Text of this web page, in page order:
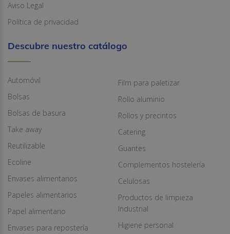
Aviso Legal
Política de privacidad
Descubre nuestro catálogo
Automóvil
Bolsas
Bolsas de basura
Take away
Reutilizable
Ecoline
Envases alimentarios
Papeles alimentarios
Papel alimentario
Envases para repostería
Film para paletizar
Rollo aluminio
Rollos y precintos
Catering
Guantes
Complementos hostelería
Celulosas
Productos de limpieza
Industrial
Higiene personal